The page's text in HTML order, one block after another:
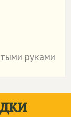
руками